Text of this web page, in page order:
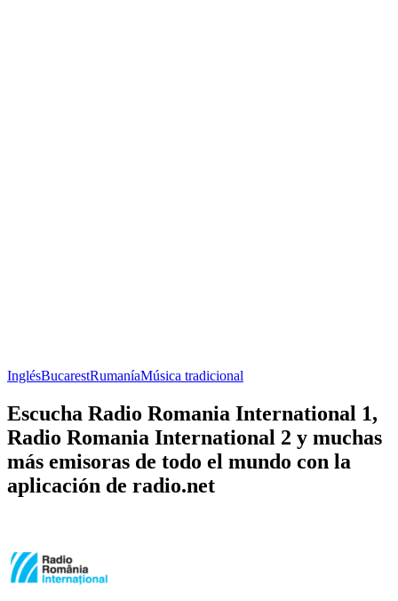
InglésBucarestRumaníaMúsica tradicional
Escucha Radio Romania International 1,
Radio Romania International 2 y muchas
más emisoras de todo el mundo con la
aplicación de radio.net